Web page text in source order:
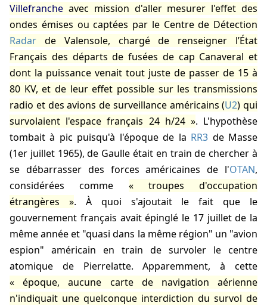
Villefranche avec mission d'aller mesurer l'effet des
ondes émises ou captées par le Centre de Détection
Radar de Valensole, chargé de renseigner l’État
Français des départs de fusées de cap Canaveral et
dont la puissance venait tout juste de passer de 15 à
80 KV, et de leur effet possible sur les transmissions
radio et des avions de surveillance américains (U2) qui
survolaient l'espace français 24 h/24
. L'hypothèse
tombait à pic puisqu'à l'époque de la RR3 de Masse
(1er juillet 1965), de Gaulle était en train de chercher à
se débarrasser des forces américaines de l'OTAN,
considérées comme
troupes d'occupation
étrangères
. À quoi s'ajoutait le fait que le
gouvernement français avait épinglé le 17 juillet de la
même année et "quasi dans la même région" un "avion
espion" américain en train de survoler le centre
atomique de Pierrelatte. Apparemment, à cette
époque, aucune carte de navigation aérienne
n'indiquait une quelconque interdiction du survol de